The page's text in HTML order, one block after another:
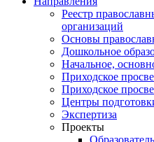
Реестр
организаций
Основы
Дошкольное
Начальное,
Приходское
Приходское
Центры
Экспертиза
Проекты